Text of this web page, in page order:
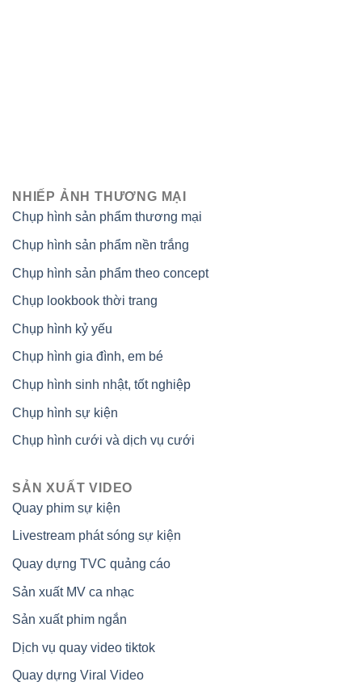
NHIẾP ẢNH THƯƠNG MẠI
Chụp hình sản phẩm thương mại
Chụp hình sản phẩm nền trắng
Chụp hình sản phẩm theo concept
Chụp lookbook thời trang
Chụp hình kỷ yếu
Chụp hình gia đình, em bé
Chụp hình sinh nhật, tốt nghiệp
Chụp hình sự kiện
Chụp hình cưới và dịch vụ cưới
SẢN XUẤT VIDEO
Quay phim sự kiện
Livestream phát sóng sự kiện
Quay dựng TVC quảng cáo
Sản xuất MV ca nhạc
Sản xuất phim ngắn
Dịch vụ quay video tiktok
Quay dựng Viral Video